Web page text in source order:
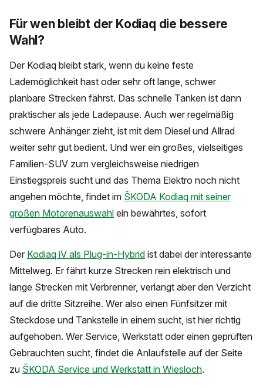
Für wen bleibt der Kodiaq die bessere
Wahl?
Der Kodiaq bleibt stark, wenn du keine feste
Lademöglichkeit hast oder sehr oft lange, schwer
planbare Strecken fährst. Das schnelle Tanken ist dann
praktischer als jede Ladepause. Auch wer regelmäßig
schwere Anhänger zieht, ist mit dem Diesel und Allrad
weiter sehr gut bedient. Und wer ein großes, vielseitiges
Familien-SUV zum vergleichsweise niedrigen
Einstiegspreis sucht und das Thema Elektro noch nicht
angehen möchte, findet im ŠKODA Kodiaq mit seiner
großen Motorenauswahl ein bewährtes, sofort
verfügbares Auto.
Der Kodiaq iV als Plug-in-Hybrid ist dabei der interessante
Mittelweg. Er fährt kurze Strecken rein elektrisch und
lange Strecken mit Verbrenner, verlangt aber den Verzicht
auf die dritte Sitzreihe. Wer also einen Fünfsitzer mit
Steckdose und Tankstelle in einem sucht, ist hier richtig
aufgehoben. Wer Service, Werkstatt oder einen geprüften
Gebrauchten sucht, findet die Anlaufstelle auf der Seite
zu ŠKODA Service und Werkstatt in Wiesloch.